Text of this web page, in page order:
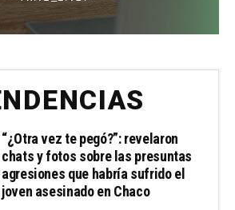
“¿Otra vez te pegó?”: revelaron
chats y fotos sobre las presuntas
agresiones que habría sufrido el
joven asesinado en Chaco